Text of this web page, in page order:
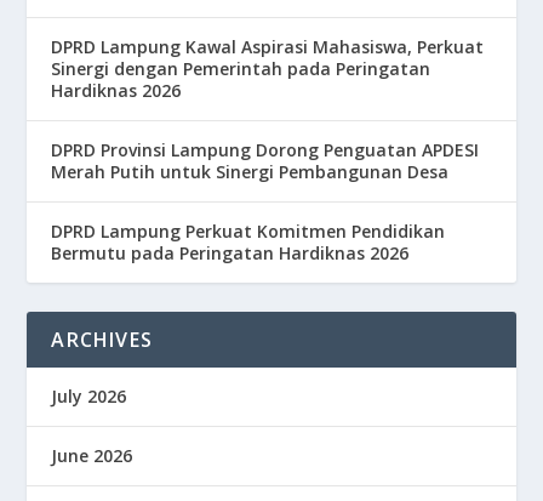
DPRD Lampung Kawal Aspirasi Mahasiswa, Perkuat
Sinergi dengan Pemerintah pada Peringatan
Hardiknas 2026
DPRD Provinsi Lampung Dorong Penguatan APDESI
Merah Putih untuk Sinergi Pembangunan Desa
DPRD Lampung Perkuat Komitmen Pendidikan
Bermutu pada Peringatan Hardiknas 2026
ARCHIVES
July 2026
June 2026